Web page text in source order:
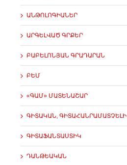
ԱՆԹՈԼՈԳԻԱՆԵՐ
ԱՐԳԵԼՎԱԾ ԳՐՔԵՐ
ԲԱԲԵԼՈՆՅԱՆ ԳՐԱԴԱՐԱՆ
ԲԵՄ
«ԳԱՄ» ՄԱՏԵՆԱՇԱՐ
ԳԻՏԱԿԱՆ, ԳԻՏԱՀԱՆՐԱՄԱՏՉԵԼԻ
ԳԻՏԱՖԱՆՏԱՍՏԻԿ
ԴԱՆԹԵԱԿԱՆ